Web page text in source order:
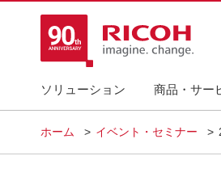
ソリューション 商品・サー
ホーム イベント・セミナー